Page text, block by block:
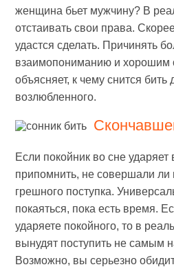
женщина бьет мужчину? В
отстаивать свои права.
удастся сделать. Причинять
взаимопониманию и хорошим
объясняет, к чему снится
возлюбленного.
Если покойник во сне ударяет
припомнить, не совершали ли
грешного поступка.
покаяться, пока есть время.
ударяете покойного, то в
вынудят поступить не самым
Возможно, вы серьезно